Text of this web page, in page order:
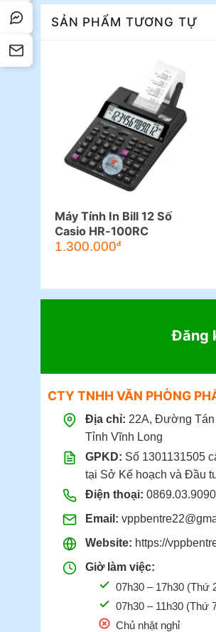
SẢN PHẨM TƯƠNG TỰ
Máy Tính In Bill 12 Số
Casio HR-100RC
1.300.000đ
Đăng
CTY TNHH VĂN PHÒNG
Địa chỉ: 22A, Đường
Tỉnh Vĩnh Long
GPKD: Số 1301131505
tại Sở Kế hoạch và Đầu
Điện thoại: 0869.03.9090
Email:
Website: https://
Giờ làm việc:
07h30 – 17h30 (Thứ
07h30 – 11h30 (Thứ
Chủ nhật nghỉ